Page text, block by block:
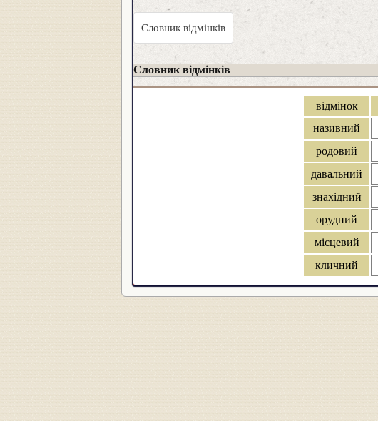
Словник відмінків
Словник відмінків
відмінок
називний
родовий
давальний
знахідний
орудний
місцевий
кличний